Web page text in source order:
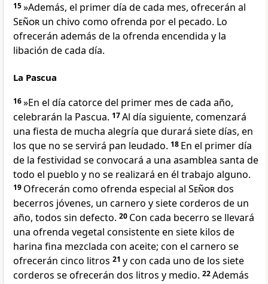
15»Además, el primer día de cada mes, ofrecerán al
Señor un chivo como ofrenda por el pecado. Lo
ofrecerán además de la ofrenda encendida y la
libación de cada día.
La Pascua
16»En el día catorce del primer mes de cada año,
celebrarán la Pascua. 17Al día siguiente, comenzará
una fiesta de mucha alegría que durará siete días, en
los que no se servirá pan leudado. 18 En el primer día
de la festividad se convocará a una asamblea santa de
todo el pueblo y no se realizará en él trabajo alguno.
19 Ofrecerán como ofrenda especial al Señordos
becerros jóvenes, un carnero y siete corderos de un
año, todos sin defecto. 20 Con cada becerro se llevará
una ofrenda vegetal consistente en siete kilos de
harina fina mezclada con aceite; con el carnero se
ofrecerán cinco litros 21 y con cada uno de los siete
corderos se ofrecerán dos litros y medio. 22Además